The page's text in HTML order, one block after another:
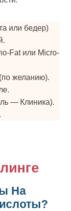
или бедер)
Fat или Micro-
желанию).
— Клиника).
.
На